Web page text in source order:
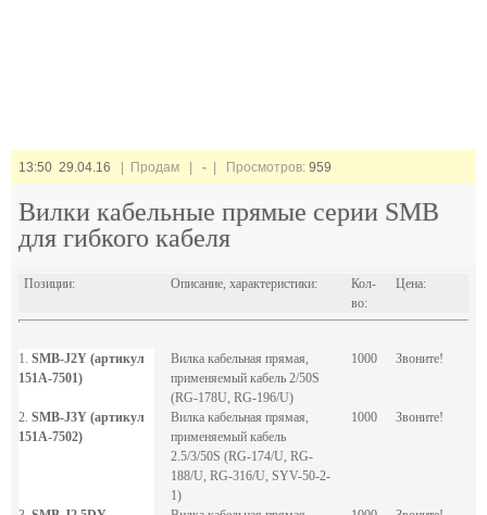
13:50 29.04.16 | Продам | - | Просмотров: 959
Вилки кабельные прямые серии SMB
для гибкого кабеля
Позиции: Описание, характеристики:
Кол-
во:
Цена:
1. SMB-J2Y (артикул
151A-7501)
Вилка кабельная прямая,
применяемый кабель 2/50S
(RG-178U, RG-196/U)
1000 Звоните!
2. SMB-J3Y (артикул
151A-7502)
Вилка кабельная прямая,
применяемый кабель
2.5/3/50S (RG-174/U, RG-
188/U, RG-316/U, SYV-50-2-
1)
1000 Звоните!